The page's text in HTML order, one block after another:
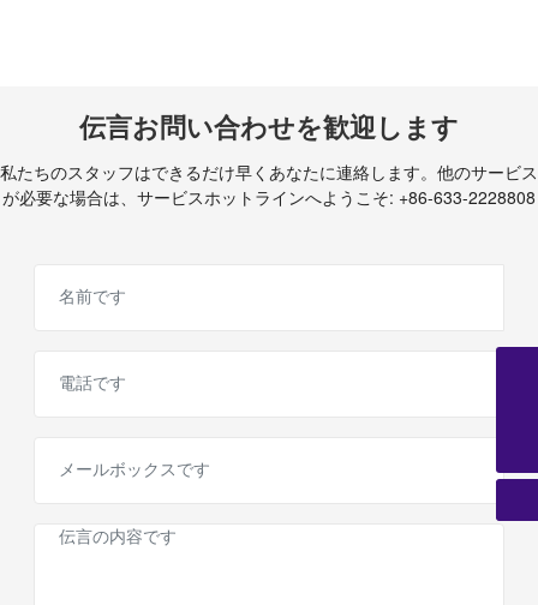
伝言お問い合わせを歓迎します
私たちのスタッフはできるだけ早くあなたに連絡します。他のサービス
が必要な場合は、サービスホットラインへようこそ: +86-633-2228808